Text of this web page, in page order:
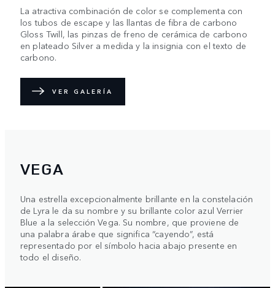
La atractiva combinación de color se complementa con
los tubos de escape y las llantas de fibra de carbono
Gloss Twill, las pinzas de freno de cerámica de carbono
en plateado Silver a medida y la insignia con el texto de
carbono.
VER GALERÍA
VEGA
Una estrella excepcionalmente brillante en la constelación
de Lyra le da su nombre y su brillante color azul Verrier
Blue a la selección Vega. Su nombre, que proviene de
una palabra árabe que significa “cayendo”, está
representado por el símbolo hacia abajo presente en
todo el diseño.